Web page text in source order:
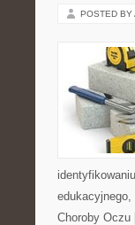
POSTED BY
edukacyjnego,
Choroby